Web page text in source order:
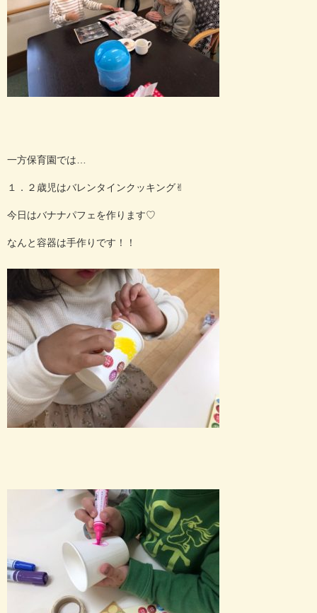
一方保育園では…
１．２歳児はバレンタインクッキング✌︎
今日はバナナパフェを作ります♡
なんと容器は手作りです！！